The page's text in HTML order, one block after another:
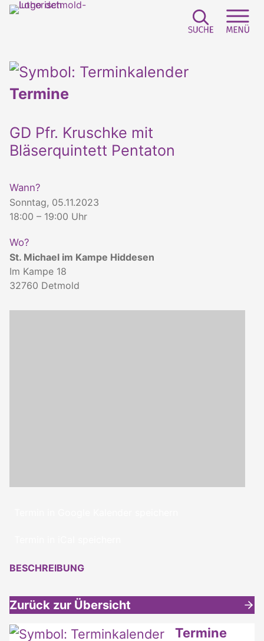
Termine
GD Pfr. Kruschke mit
Bläserquintett Pentaton
Wann?
Sonntag, 05.11.2023
18:00 – 19:00 Uhr
Wo?
St. Michael im Kampe Hiddesen
Im Kampe 18
32760 Detmold
BESCHREIBUNG
Zurück zur Übersicht
Weitere interessante Inhalte Termine